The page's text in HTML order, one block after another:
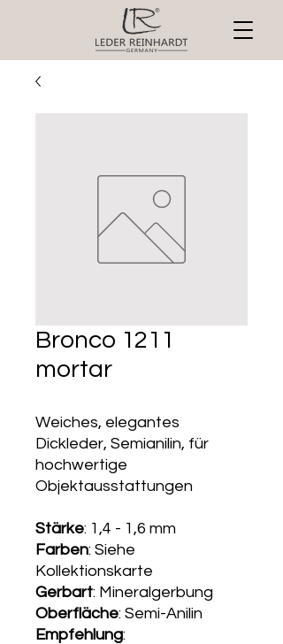
Bronco 1211
mortar
Weiches, elegantes
Dickleder, Semianilin, für
hochwertige
Objektausstattungen
Stärke: 1,4 - 1,6 mm
Farben: Siehe
Kollektionskarte
Gerbart: Mineralgerbung
Oberfläche: Semi-Anilin
Empfehlung: